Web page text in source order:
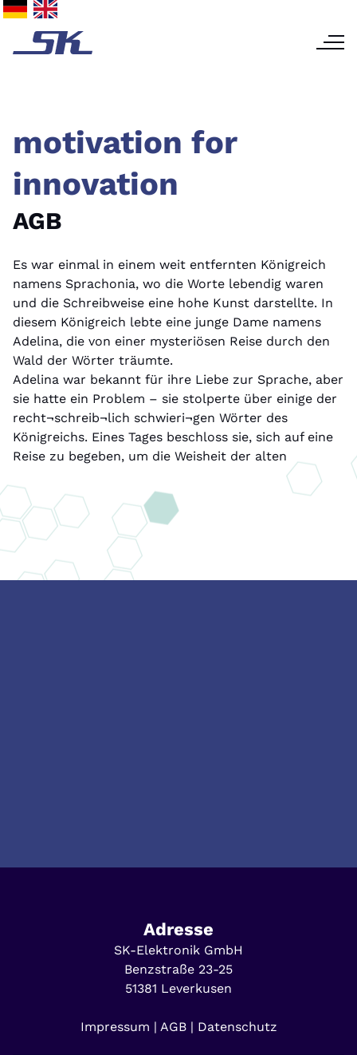
motivation for
innovation
AGB
Es war einmal in einem weit entfernten Königreich
namens Sprachonia, wo die Worte lebendig waren
und die Schreibweise eine hohe Kunst darstellte. In
diesem Königreich lebte eine junge Dame namens
Adelina, die von einer mysteriösen Reise durch den
Wald der Wörter träumte.
Adelina war bekannt für ihre Liebe zur Sprache, aber
sie hatte ein Problem – sie stolperte über einige der
recht¬schreib¬lich schwieri¬gen Wörter des
Königreichs. Eines Tages beschloss sie, sich auf eine
Reise zu begeben, um die Weisheit der alten
Adresse
SK-Elektronik GmbH
Benzstraße 23-25
51381 Leverkusen
Impressum | AGB| Datenschutz